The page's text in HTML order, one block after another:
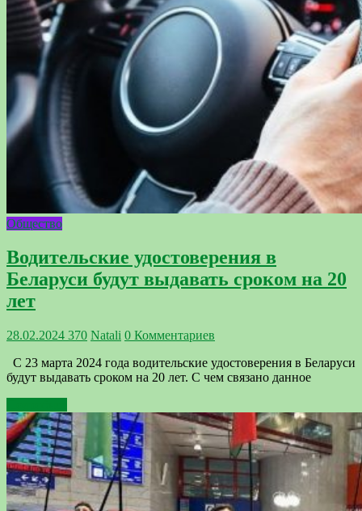
Общество
Водительские удостоверения в
Беларуси будут выдавать сроком на 20
лет
28.02.2024 370 Natali 0 Комментариев
С 23 марта 2024 года водительские удостоверения в Беларуси
будут выдавать сроком на 20 лет. С чем связано данное